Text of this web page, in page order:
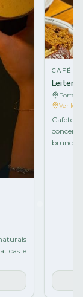
e
CAFÉ
Leiteria
Porto
Ver